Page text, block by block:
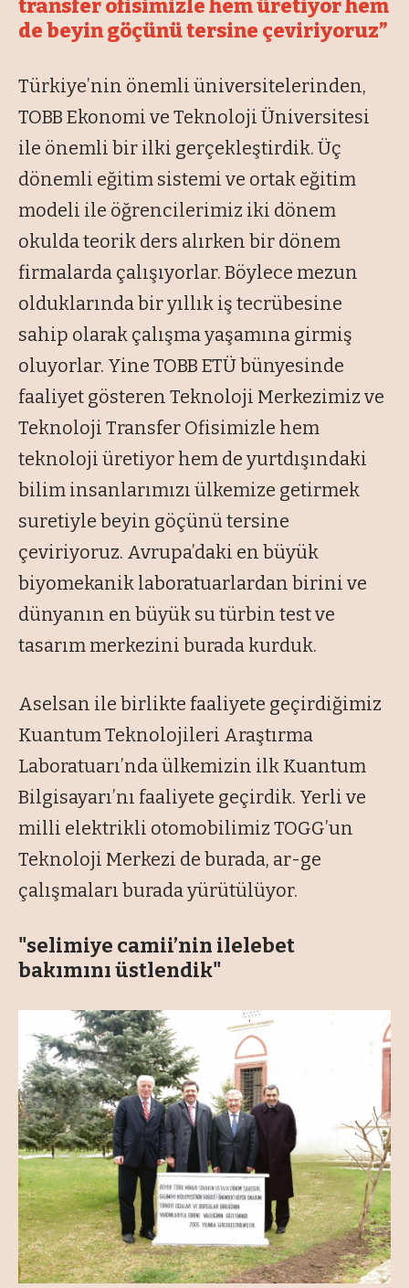
transfer ofisimizle hem üretiyor hem
de beyin göçünü tersine çeviriyoruz”
Türkiye’nin önemli üniversitelerinden,
TOBB Ekonomi ve Teknoloji Üniversitesi
ile önemli bir ilki gerçekleştirdik. Üç
dönemli eğitim sistemi ve ortak eğitim
modeli ile öğrencilerimiz iki dönem
okulda teorik ders alırken bir dönem
firmalarda çalışıyorlar. Böylece mezun
olduklarında bir yıllık iş tecrübesine
sahip olarak çalışma yaşamına girmiş
oluyorlar. Yine TOBB ETÜ bünyesinde
faaliyet gösteren Teknoloji Merkezimiz ve
Teknoloji Transfer Ofisimizle hem
teknoloji üretiyor hem de yurtdışındaki
bilim insanlarımızı ülkemize getirmek
suretiyle beyin göçünü tersine
çeviriyoruz. Avrupa’daki en büyük
biyomekanik laboratuarlardan birini ve
dünyanın en büyük su türbin test ve
tasarım merkezini burada kurduk.
Aselsan ile birlikte faaliyete geçirdiğimiz
Kuantum Teknolojileri Araştırma
Laboratuarı’nda ülkemizin ilk Kuantum
Bilgisayarı’nı faaliyete geçirdik. Yerli ve
milli elektrikli otomobilimiz TOGG’un
Teknoloji Merkezi de burada, ar-ge
çalışmaları burada yürütülüyor.
"selimiye camii’nin ilelebet
bakımını üstlendik"